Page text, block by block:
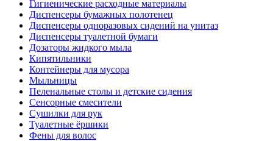
Гигиенические расходные материалы
Диспенсеры бумажных полотенец
Диспенсеры одноразовых сидений на унитаз
Диспенсеры туалетной бумаги
Дозаторы жидкого мыла
Кипятильники
Контейнеры для мусора
Мыльницы
Пеленальные столы и детские сидения
Сенсорные смесители
Сушилки для рук
Туалетные ёршики
Фены для волос